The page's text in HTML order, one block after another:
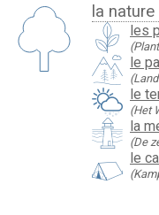
la nature
les
le
le
(Het
la
(De
le